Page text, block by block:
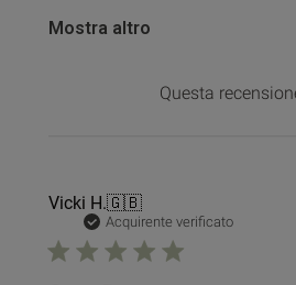
Mostra altro
Questa
Vicki H.🇬🇧
Acquirente verificato